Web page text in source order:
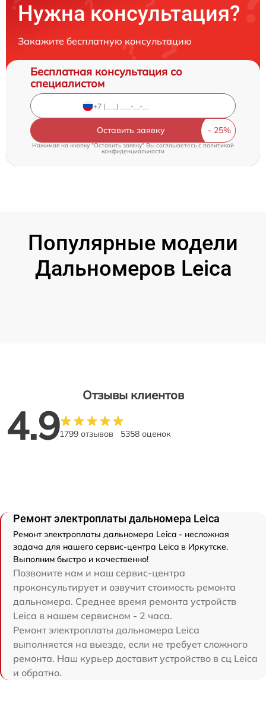
Нужна консультация?
Закажите бесплатную консультацию
Бесплатная консультация со
специалистом
Оставить заявку
Нажимая на кнопку "Оставить заявку" Вы соглашаетесь cполитикой
конфиденциальности
Популярные модели
Дальномеров Leica
Отзывы клиентов
4.91799 отзывов 5358 оценок
Ремонт электроплаты дальномера Leica
Ремонт электроплаты дальномера Leica - несложная
задача для нашего сервис-центра Leica в Иркутске.
Выполним быстро и качественно!
Позвоните нам и наш сервис-центра
проконсультирует и озвучит стоимость ремонта
дальномера. Среднее время ремонта устройств
Leica в нашем сервисном - 2 часа.
Ремонт электроплаты дальномера Leica
выполняется на выезде, если не требует сложного
ремонта. Наш курьер доставит устройство в сц Leica
и обратно.